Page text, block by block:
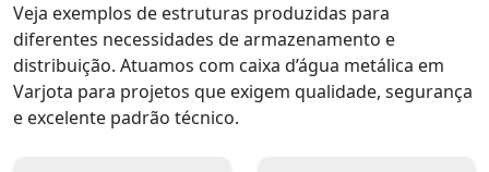
Veja exemplos de estruturas produzidas para
diferentes necessidades de armazenamento e
distribuição. Atuamos com caixa d’água metálica em
Varjota para projetos que exigem qualidade, segurança
e excelente padrão técnico.